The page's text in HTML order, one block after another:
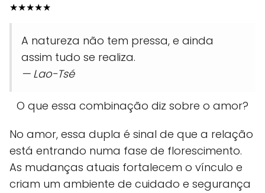
★★★★★
A natureza não tem pressa, e ainda
assim tudo se realiza.
— Lao-Tsé
O que essa combinação diz sobre o amor?
No amor, essa dupla é sinal de que a relação
está entrando numa fase de florescimento.
As mudanças atuais fortalecem o vínculo e
criam um ambiente de cuidado e segurança